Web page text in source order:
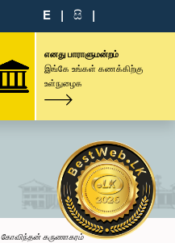
E | සි |
எனது பாராளுமன்றம்
இங்கே உங்கள் கணக்கிற்கு
உள்நுழைக
கோவிந்தன் கருணாகரம்